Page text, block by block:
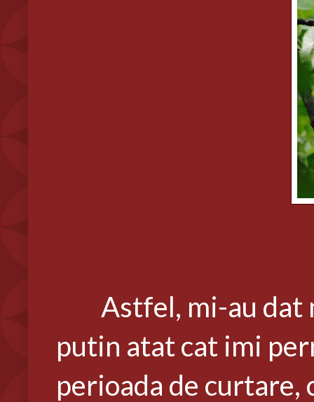
Astfel, mi-au dat
putin atat cat imi
perioada de